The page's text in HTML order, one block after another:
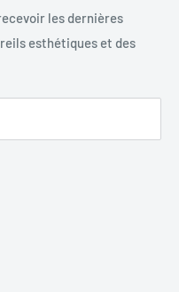
les dernières
esthétiques et des